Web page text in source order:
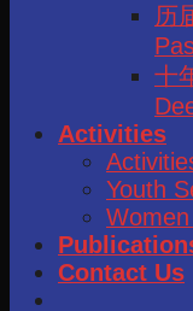
历
十
Activities
Youth
Contact Us